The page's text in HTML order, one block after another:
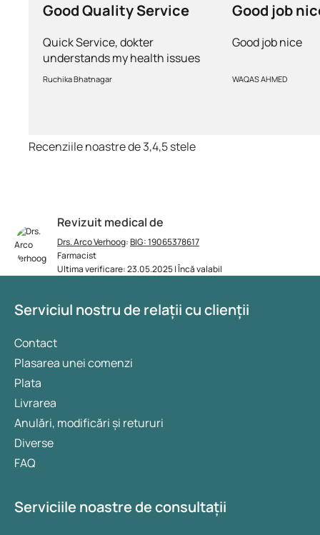
Revizuit medical de
Drs. Arco Verhoog:BIG: 19065378617
Farmacist
Ultima verificare: 23.05.2025 | Încă valabil
Good Quality Service
Quick Service, dokter
understands my health issues
and good diagnosis
Ruchika Bhatnagar
Good job
Good job nice
WAQAS AHMED
Recenziile noastre de 3,4,5 stele
Serviciul nostru de relații cu clienții
Contact
Plasarea unei comenzi
Plata
Livrarea
Anulări, modificări și retururi
Diverse
FAQ
Serviciile noastre de consultații